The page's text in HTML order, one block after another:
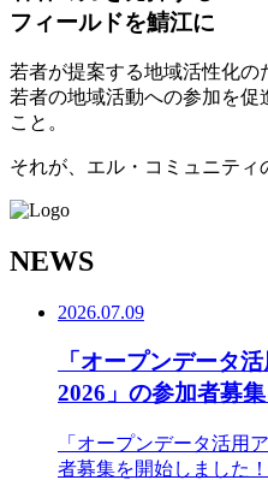
フィールドを鯖江に
若者が提案する地域活性化の
若者の地域活動への参加を促
こと。
それが、エル・コミュニティ
NEWS
2026.07.09
「オープンデータ
2026」の参加者募
「オープンデータ活用
者募集を開始しました！